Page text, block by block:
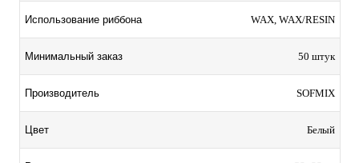
Использование риббона WAX, WAX/RESIN
Минимальный заказ 50 штук
Производитель SOFMIX
Цвет Белый